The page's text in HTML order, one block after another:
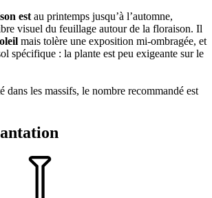
est au printemps jusqu’à l’automne,
visuel du feuillage autour de la floraison. Il
mais tolère une exposition mi‑ombragée, et
spécifique : la plante est peu exigeante sur le
dans les massifs, le nombre recommandé est